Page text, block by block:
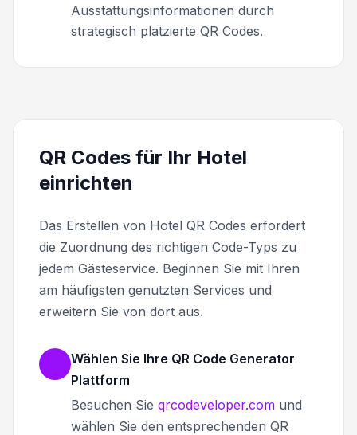
Ausstattungsinformationen durch
strategisch platzierte QR Codes.
QR Codes für Ihr Hotel
einrichten
Das Erstellen von Hotel QR Codes erfordert
die Zuordnung des richtigen Code-Typs zu
jedem Gästeservice. Beginnen Sie mit Ihren
am häufigsten genutzten Services und
erweitern Sie von dort aus.
Wählen Sie Ihre QR Code Generator
Plattform
Besuchen Sie qrcodeveloper.com und
wählen Sie den entsprechenden QR